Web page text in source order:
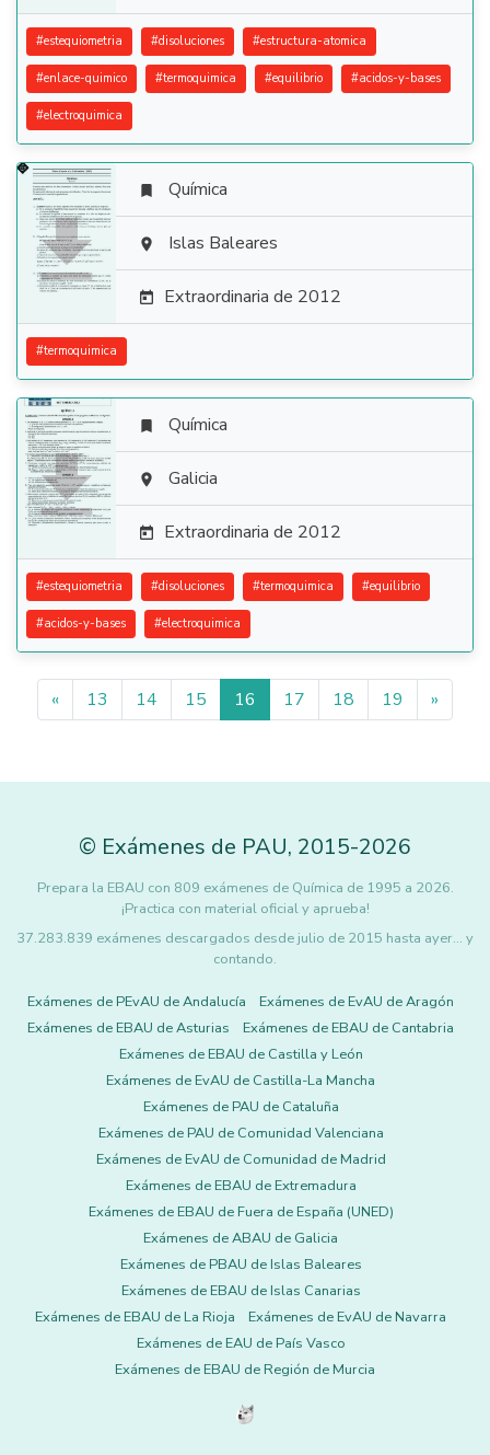
#estequiometria #disoluciones #estructura-atomica
#enlace-quimico #termoquimica #equilibrio #acidos-y-bases
#electroquimica

 Química
 Islas Baleares
 Extraordinaria de 2012
#termoquimica

 Química
 Galicia
 Extraordinaria de 2012
#estequiometria #disoluciones #termoquimica #equilibrio
#acidos-y-bases #electroquimica
« 13 14 15 16 17 18 19 »
© Exámenes de PAU, 2015-2026
Prepara la EBAU con 809 exámenes de Química de 1995 a 2026.
¡Practica con material oficial y aprueba!
37.283.839 exámenes descargados desde julio de 2015 hasta ayer... y
contando.
Exámenes de PEvAU de Andalucía
Exámenes de EvAU de Aragón
Exámenes de EBAU de Asturias
Exámenes de EBAU de Cantabria
Exámenes de EBAU de Castilla y León
Exámenes de EvAU de Castilla-La Mancha
Exámenes de PAU de Cataluña
Exámenes de PAU de Comunidad Valenciana
Exámenes de EvAU de Comunidad de Madrid
Exámenes de EBAU de Extremadura
Exámenes de EBAU de Fuera de España (UNED)
Exámenes de ABAU de Galicia
Exámenes de PBAU de Islas Baleares
Exámenes de EBAU de Islas Canarias
Exámenes de EBAU de La Rioja
Exámenes de EvAU de Navarra
Exámenes de EAU de País Vasco
Exámenes de EBAU de Región de Murcia